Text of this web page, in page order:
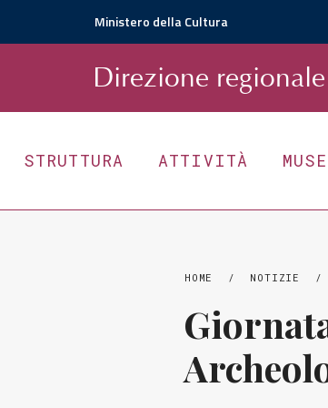
Ministero della Cultura
Direzione regionale
STRUTTURA ATTIVITÀ
HOME / NOTIZIE /